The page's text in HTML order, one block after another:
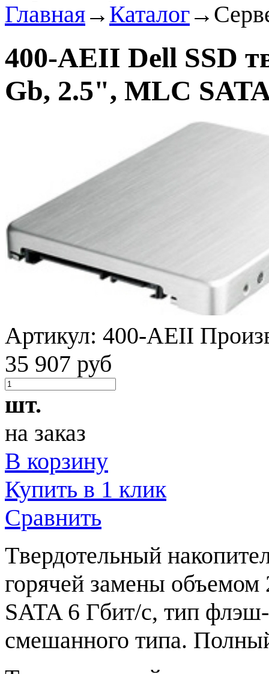
Главная→ Каталог→
400-AEII Dell SSD
Gb, 2.5", MLC
Артикул: 400-AEII
35 907 руб
шт.
на заказ
В корзину
Купить в 1 клик
Сравнить
Tвердотельный
горячей замены
SATA 6 Гбит/с, тип
смешанного типа.